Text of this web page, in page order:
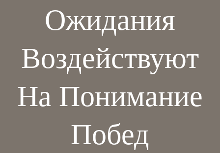
Ожидания
Воздействуют
На Понимание
Побед